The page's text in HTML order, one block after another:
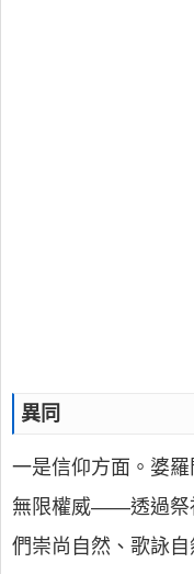
異同
一是信仰方面。婆
無限權威——透過祭
們崇尚自然、歌詠